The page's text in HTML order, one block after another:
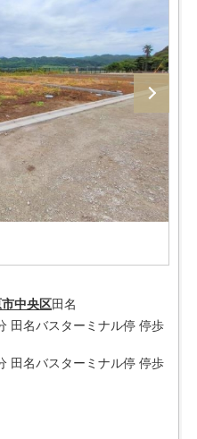
中央区田名
田名バスターミナル停 停歩
田名バスターミナル停 停歩